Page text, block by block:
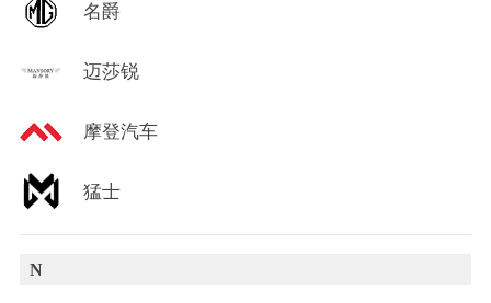
名爵
迈莎锐
摩登汽车
猛士
N